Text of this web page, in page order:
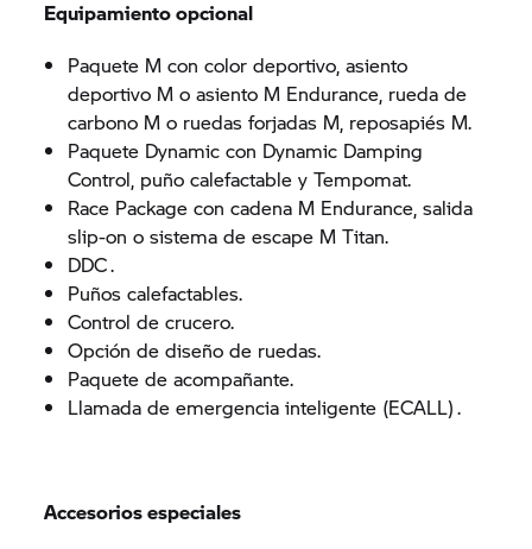
Equipamiento opcional
Paquete M con color deportivo, asiento
deportivo M o asiento M Endurance, rueda de
carbono M o ruedas forjadas M, reposapiés M.
Paquete Dynamic con Dynamic Damping
Control, puño calefactable y Tempomat.
Race Package con cadena M Endurance, salida
slip-on o sistema de escape M Titan.
DDC .
Puños calefactables.
Control de crucero.
Opción de diseño de ruedas.
Paquete de acompañante.
Llamada de emergencia inteligente (ECALL) .
Accesorios especiales